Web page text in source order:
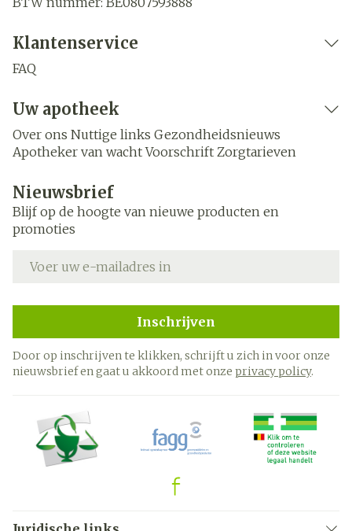
Klantenservice
FAQ
Uw apotheek
Over ons Nuttige links Gezondheidsnieuws
Apotheker van wacht Voorschrift Zorgtarieven
Nieuwsbrief
Blijf op de hoogte van nieuwe producten en
promoties
Inschrijven
Door op inschrijven te klikken, schrijft u zich in voor onze
nieuwsbrief en gaat u akkoord met onze privacy policy.